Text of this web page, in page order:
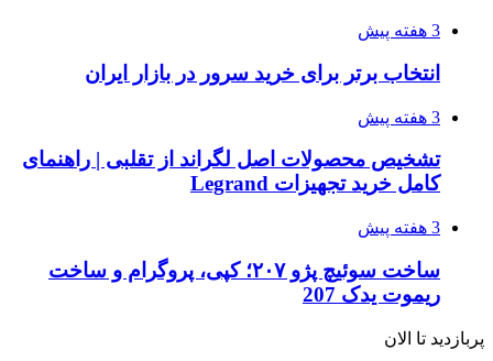
3 هفته پیش
انتخاب برتر برای خرید سرور در بازار ایران
3 هفته پیش
تشخیص محصولات اصل لگراند از تقلبی | راهنمای
کامل خرید تجهیزات Legrand
3 هفته پیش
ساخت سوئیچ پژو ۲۰۷؛ کپی، پروگرام و ساخت
ریموت یدک 207
پربازدید تا الان